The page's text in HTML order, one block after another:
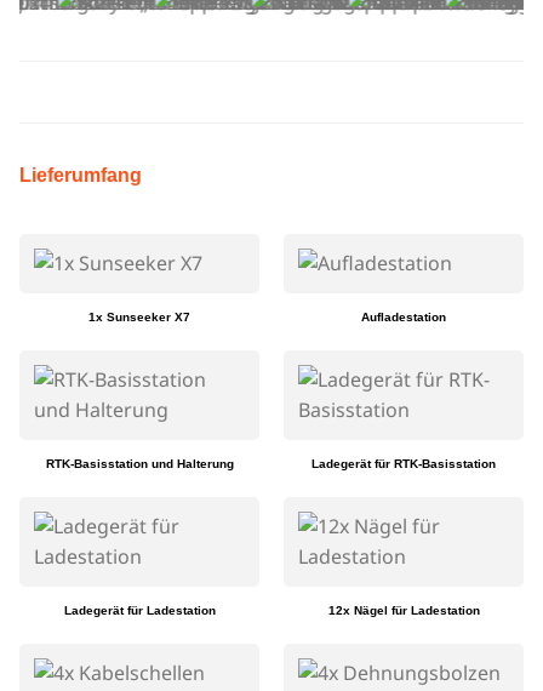
Lieferumfang
1x Sunseeker X7 Aufladestation
RTK-Basisstation und Halterung Ladegerät für RTK-Basisstation
Ladegerät für Ladestation 12x Nägel für Ladestation